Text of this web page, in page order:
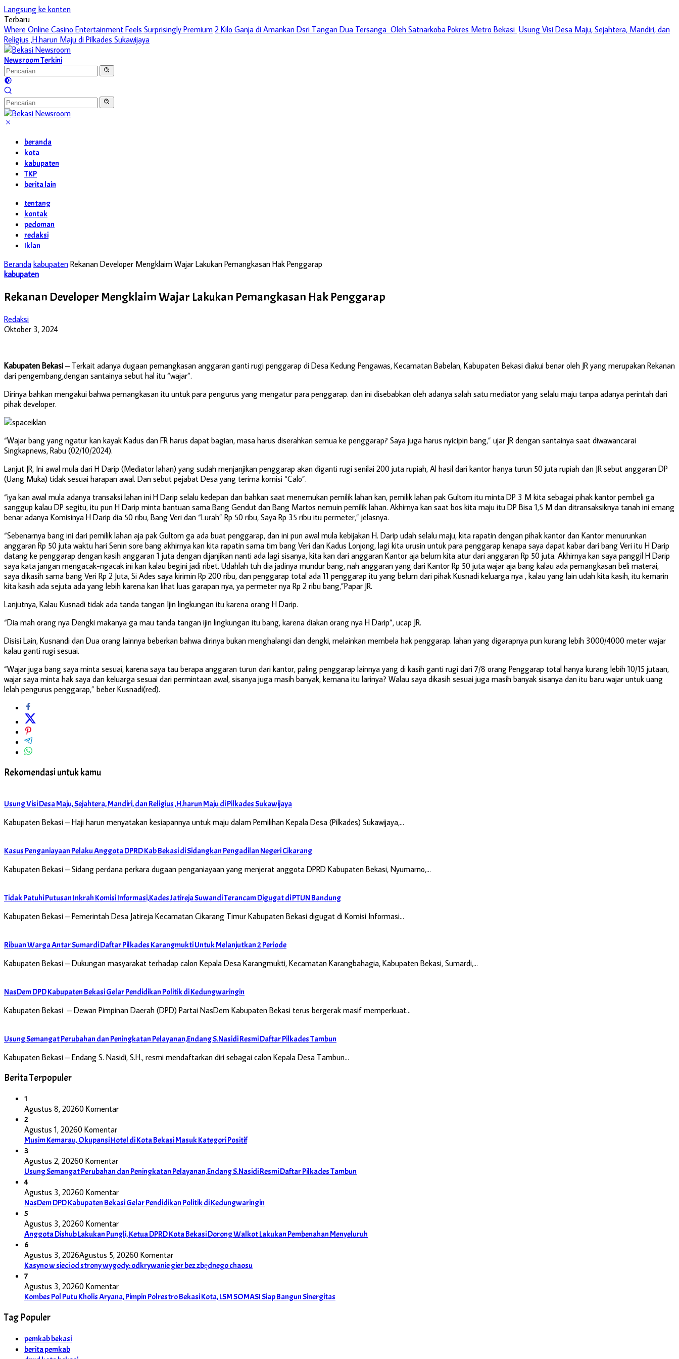
Langsung ke konten
Terbaru
Where Online Casino Entertainment Feels Surprisingly Premium 2 Kilo Ganja di Amankan Dsri Tangan Dua Tersanga Oleh Satnarkoba Pokres Metro Bekasi Usung Visi Desa Maju, Sejahtera, Mandiri, dan
Religius ,H.harun Maju di Pilkades Sukawijaya
Newsroom Terkini
beranda
kota
kabupaten
TKP
berita lain
tentang
kontak
pedoman
redaksi
Iklan
Beranda kabupaten Rekanan Developer Mengklaim Wajar Lakukan Pemangkasan Hak Penggarap
kabupaten
Rekanan Developer Mengklaim Wajar Lakukan Pemangkasan Hak Penggarap
Redaksi
Oktober 3, 2024
Kabupaten Bekasi – Terkait adanya dugaan pemangkasan anggaran ganti rugi penggarap di Desa Kedung Pengawas, Kecamatan Babelan, Kabupaten Bekasi diakui benar oleh JR yang merupakan Rekanan
dari pengembang,dengan santainya sebut hal itu “wajar”.
Dirinya bahkan mengakui bahwa pemangkasan itu untuk para pengurus yang mengatur para penggarap. dan ini disebabkan oleh adanya salah satu mediator yang selalu maju tanpa adanya perintah dari
pihak developer.
“Wajar bang yang ngatur kan kayak Kadus dan FR harus dapat bagian, masa harus diserahkan semua ke penggarap? Saya juga harus nyicipin bang,” ujar JR dengan santainya saat diwawancarai
Singkapnews, Rabu (02/10/2024).
Lanjut JR, Ini awal mula dari H Darip (Mediator lahan) yang sudah menjanjikan penggarap akan diganti rugi senilai 200 juta rupiah, Al hasil dari kantor hanya turun 50 juta rupiah dan JR sebut anggaran DP
(Uang Muka) tidak sesuai harapan awal. Dan sebut pejabat Desa yang terima komisi “Calo”.
“iya kan awal mula adanya transaksi lahan ini H Darip selalu kedepan dan bahkan saat menemukan pemilik lahan kan, pemilik lahan pak Gultom itu minta DP 3 M kita sebagai pihak kantor pembeli ga
sanggup kalau DP segitu, itu pun H Darip minta bantuan sama Bang Gendut dan Bang Martos nemuin pemilik lahan. Akhirnya kan saat bos kita maju itu DP Bisa 1,5 M dan ditransaksiknya tanah ini emang
benar adanya Komisinya H Darip dia 50 ribu, Bang Veri dan “Lurah” Rp 50 ribu, Saya Rp 35 ribu itu permeter,” jelasnya.
“Sebenarnya bang ini dari pemilik lahan aja pak Gultom ga ada buat penggarap, dan ini pun awal mula kebijakan H. Darip udah selalu maju, kita rapatin dengan pihak kantor dan Kantor menurunkan
anggaran Rp 50 juta waktu hari Senin sore bang akhirnya kan kita rapatin sama tim bang Veri dan Kadus Lonjong, lagi kita urusin untuk para penggarap kenapa saya dapat kabar dari bang Veri itu H Darip
datang ke penggarap dengan kasih anggaran 1 juta dengan dijanjikan nanti ada lagi sisanya, kita kan dari anggaran Kantor aja belum kita atur dari anggaran Rp 50 juta. Akhirnya kan saya panggil H Darip
saya kata jangan mengacak-ngacak ini kan kalau begini jadi ribet. Udahlah tuh dia jadinya mundur bang, nah anggaran yang dari Kantor Rp 50 juta wajar aja bang kalau ada pemangkasan beli materai,
saya dikasih sama bang Veri Rp 2 Juta, Si Ades saya kirimin Rp 200 ribu, dan penggarap total ada 11 penggarap itu yang belum dari pihak Kusnadi keluarga nya , kalau yang lain udah kita kasih, itu kemarin
kita kasih ada sejuta ada yang lebih karena kan lihat luas garapan nya, ya permeter nya Rp 2 ribu bang,”Papar JR.
Lanjutnya, Kalau Kusnadi tidak ada tanda tangan Ijin lingkungan itu karena orang H Darip.
“Dia mah orang nya Dengki makanya ga mau tanda tangan ijin lingkungan itu bang, karena diakan orang nya H Darip”, ucap JR.
Disisi Lain, Kusnandi dan Dua orang lainnya beberkan bahwa dirinya bukan menghalangi dan dengki, melainkan membela hak penggarap. lahan yang digarapnya pun kurang lebih 3000/4000 meter wajar
kalau ganti rugi sesuai.
“Wajar juga bang saya minta sesuai, karena saya tau berapa anggaran turun dari kantor, paling penggarap lainnya yang di kasih ganti rugi dari 7/8 orang Penggarap total hanya kurang lebih 10/15 jutaan,
wajar saya minta hak saya dan keluarga sesuai dari permintaan awal, sisanya juga masih banyak, kemana itu larinya? Walau saya dikasih sesuai juga masih banyak sisanya dan itu baru wajar untuk uang
lelah pengurus penggarap,” beber Kusnadi(red).
Rekomendasi untuk kamu
Usung Visi Desa Maju, Sejahtera, Mandiri, dan Religius ,H.harun Maju di Pilkades Sukawijaya
Kabupaten Bekasi – Haji harun menyatakan kesiapannya untuk maju dalam Pemilihan Kepala Desa (Pilkades) Sukawijaya,…
Kasus Penganiayaan Pelaku Anggota DPRD Kab Bekasi di Sidangkan Pengadilan Negeri Cikarang
Kabupaten Bekasi – Sidang perdana perkara dugaan penganiayaan yang menjerat anggota DPRD Kabupaten Bekasi, Nyumarno,…
Tidak Patuhi Putusan Inkrah Komisi Informasi,Kades Jatireja Suwandi Terancam Digugat di PTUN Bandung
Kabupaten Bekasi – Pemerintah Desa Jatireja Kecamatan Cikarang Timur Kabupaten Bekasi digugat di Komisi Informasi…
Ribuan Warga Antar Sumardi Daftar Pilkades Karangmukti Untuk Melanjutkan 2 Periode
Kabupaten Bekasi – Dukungan masyarakat terhadap calon Kepala Desa Karangmukti, Kecamatan Karangbahagia, Kabupaten Bekasi, Sumardi,…
NasDem DPD Kabupaten Bekasi Gelar Pendidikan Politik di Kedungwaringin
Kabupaten Bekasi – Dewan Pimpinan Daerah (DPD) Partai NasDem Kabupaten Bekasi terus bergerak masif memperkuat…
Usung Semangat Perubahan dan Peningkatan Pelayanan,Endang S.Nasidi Resmi Daftar Pilkades Tambun
Kabupaten Bekasi – Endang S. Nasidi, S.H., resmi mendaftarkan diri sebagai calon Kepala Desa Tambun…
Berita Terpopuler
1
Agustus 8, 20260 Komentar
2
Agustus 1, 20260 Komentar
Musim Kemarau, Okupansi Hotel di Kota Bekasi Masuk Kategori Positif
3
Agustus 2, 20260 Komentar
Usung Semangat Perubahan dan Peningkatan Pelayanan,Endang S.Nasidi Resmi Daftar Pilkades Tambun
4
Agustus 3, 20260 Komentar
NasDem DPD Kabupaten Bekasi Gelar Pendidikan Politik di Kedungwaringin
5
Agustus 3, 20260 Komentar
Anggota Dishub Lakukan Pungli, Ketua DPRD Kota Bekasi Dorong Walkot Lakukan Pembenahan Menyeluruh
6
Agustus 3, 2026Agustus 5, 20260 Komentar
Kasyno w sieci od strony wygody: odkrywanie gier bez zbędnego chaosu
7
Agustus 3, 20260 Komentar
Kombes Pol Putu Kholis Aryana, Pimpin Polrestro Bekasi Kota, LSM SOMASI Siap Bangun Sinergitas
Tag Populer
pemkab bekasi
berita pemkab